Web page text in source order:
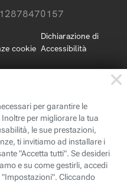
12878470157
cookie
Dichiarazione di
Accessibilità